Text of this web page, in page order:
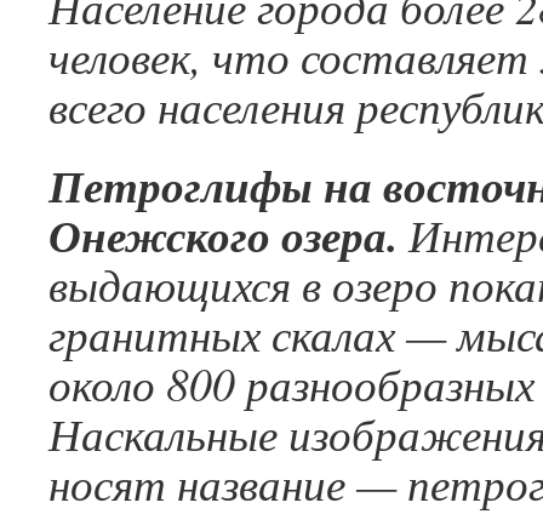
человек, что
всего населения
Петроглифы на
Онежского озера.
выдающихся в озеро
гранитных скалах —
около 800
Наскальные
носят название —